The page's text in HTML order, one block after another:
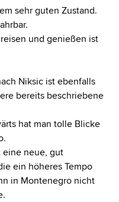
sehr guten Zustand.
und genießen ist
Niksic ist ebenfalls
bereits beschriebene
hat man tolle Blicke
eine neue, gut
ein höheres Tempo
in Montenegro nicht